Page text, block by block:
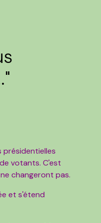
présidentielles
votants. C'est
changeront pas.
et s'étend